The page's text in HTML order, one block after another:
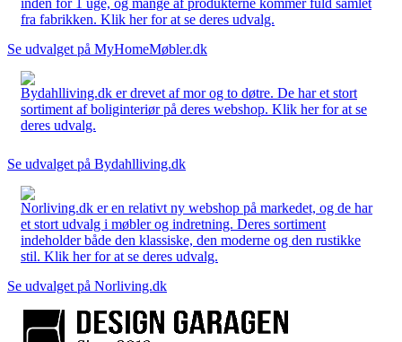
fra fabrikken. Klik her for at se deres udvalg.
Se udvalget på MyHomeMøbler.dk
Bydahlliving.dk er drevet af mor og to døtre. De har et stort
sortiment af boliginteriør på deres webshop. Klik her for at se
deres udvalg.
Se udvalget på Bydahlliving.dk
Norliving.dk er en relativt ny webshop på markedet, og de har
et stort udvalg i møbler og indretning. Deres sortiment
indeholder både den klassiske, den moderne og den rustikke
stil. Klik her for at se deres udvalg.
Se udvalget på Norliving.dk